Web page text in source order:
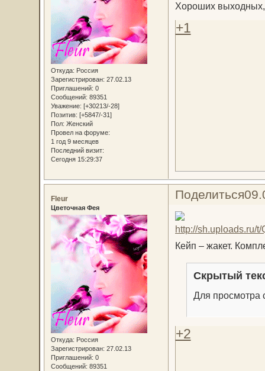
Откуда: Россия
Зарегистрирован: 27.02.13
Приглашений: 0
Сообщений: 89351
Уважение: [+30213/-28]
Позитив: [+5847/-31]
Пол: Женский
Провел на форуме:
1 год 9 месяцев
Последний визит:
Сегодня 15:29:37
Хороших
+1
Поделиться
Fleur
Цветочная Фея
Откуда: Россия
Зарегистрирован: 27.02.13
Приглашений: 0
Сообщений: 89351
Кейп – жакет.
Скрытый
Для просмотра
+2